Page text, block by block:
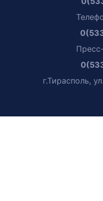
г.Тирасполь,